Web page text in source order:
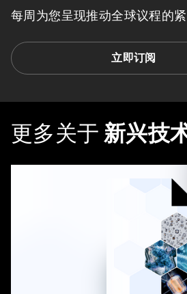
每周为您呈现推动全球议程的紧
立即订阅
更多关于 新兴技